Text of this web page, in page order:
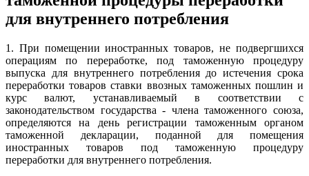
для внутреннего потребления
1. При помещении иностранных товаров, не подвергшихся
операциям по переработке, под таможенную процедуру
выпуска для внутреннего потребления до истечения срока
переработки товаров ставки ввозных таможенных пошлин и
курс валют, устанавливаемый в соответствии с
законодательством государства - члена таможенного союза,
определяются на день регистрации таможенным органом
таможенной декларации, поданной для помещения
иностранных товаров под таможенную процедуру
переработки для внутреннего потребления.